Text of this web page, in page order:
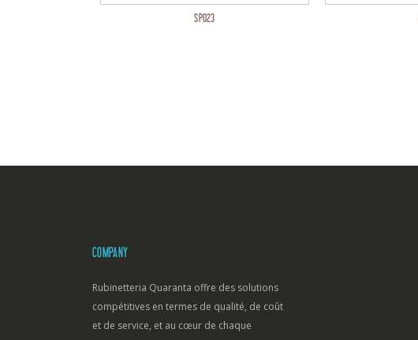
SP023
COMPANY
Rubinetteria Quaranta offre des solutions
compétitives en termes de qualité, de coût
et de service, et au cœur de chaque